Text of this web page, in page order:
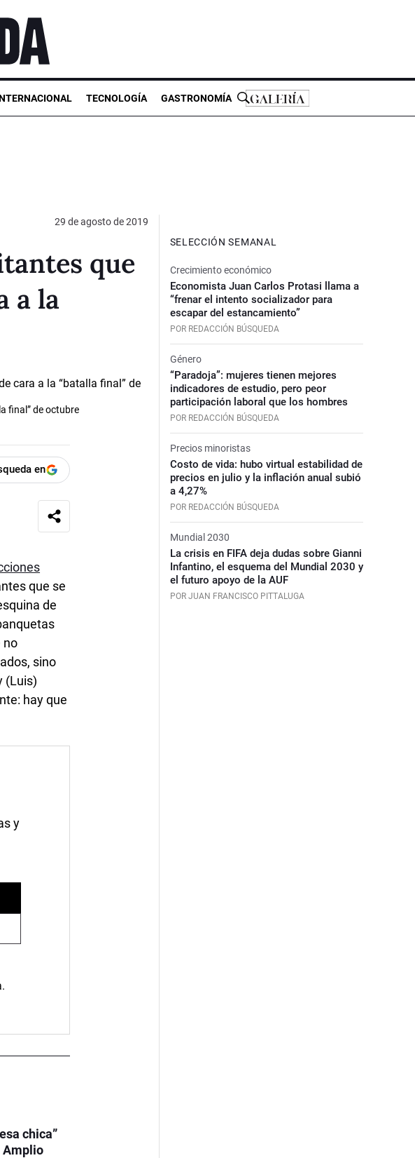
TECNOLOGÍA GASTRONOMÍA
29 de agosto de 2019
que
a la
final” de octubre
en
que se
de
no
sino
(Luis)
hay que
y
chica”
Amplio
SELECCIÓN SEMANAL
Crecimiento económico
Economista Juan Carlos Protasi llama a
“frenar el intento socializador para
escapar del estancamiento”
POR REDACCIÓN BÚSQUEDA
Género
“Paradoja”: mujeres tienen mejores
indicadores de estudio, pero peor
participación laboral que los hombres
POR REDACCIÓN BÚSQUEDA
Precios minoristas
Costo de vida: hubo virtual estabilidad de
precios en julio y la inflación anual subió
a 4,27%
POR REDACCIÓN BÚSQUEDA
Mundial 2030
La crisis en FIFA deja dudas sobre Gianni
Infantino, el esquema del Mundial 2030 y
el futuro apoyo de la AUF
POR JUAN FRANCISCO PITTALUGA